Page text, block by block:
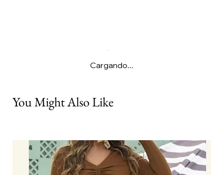
Cargando...
You Might Also Like